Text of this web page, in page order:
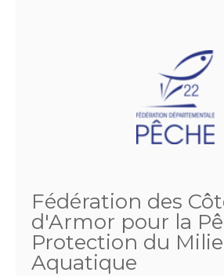
Fédération des
d'Armor pour la
Protection du
Aquatique